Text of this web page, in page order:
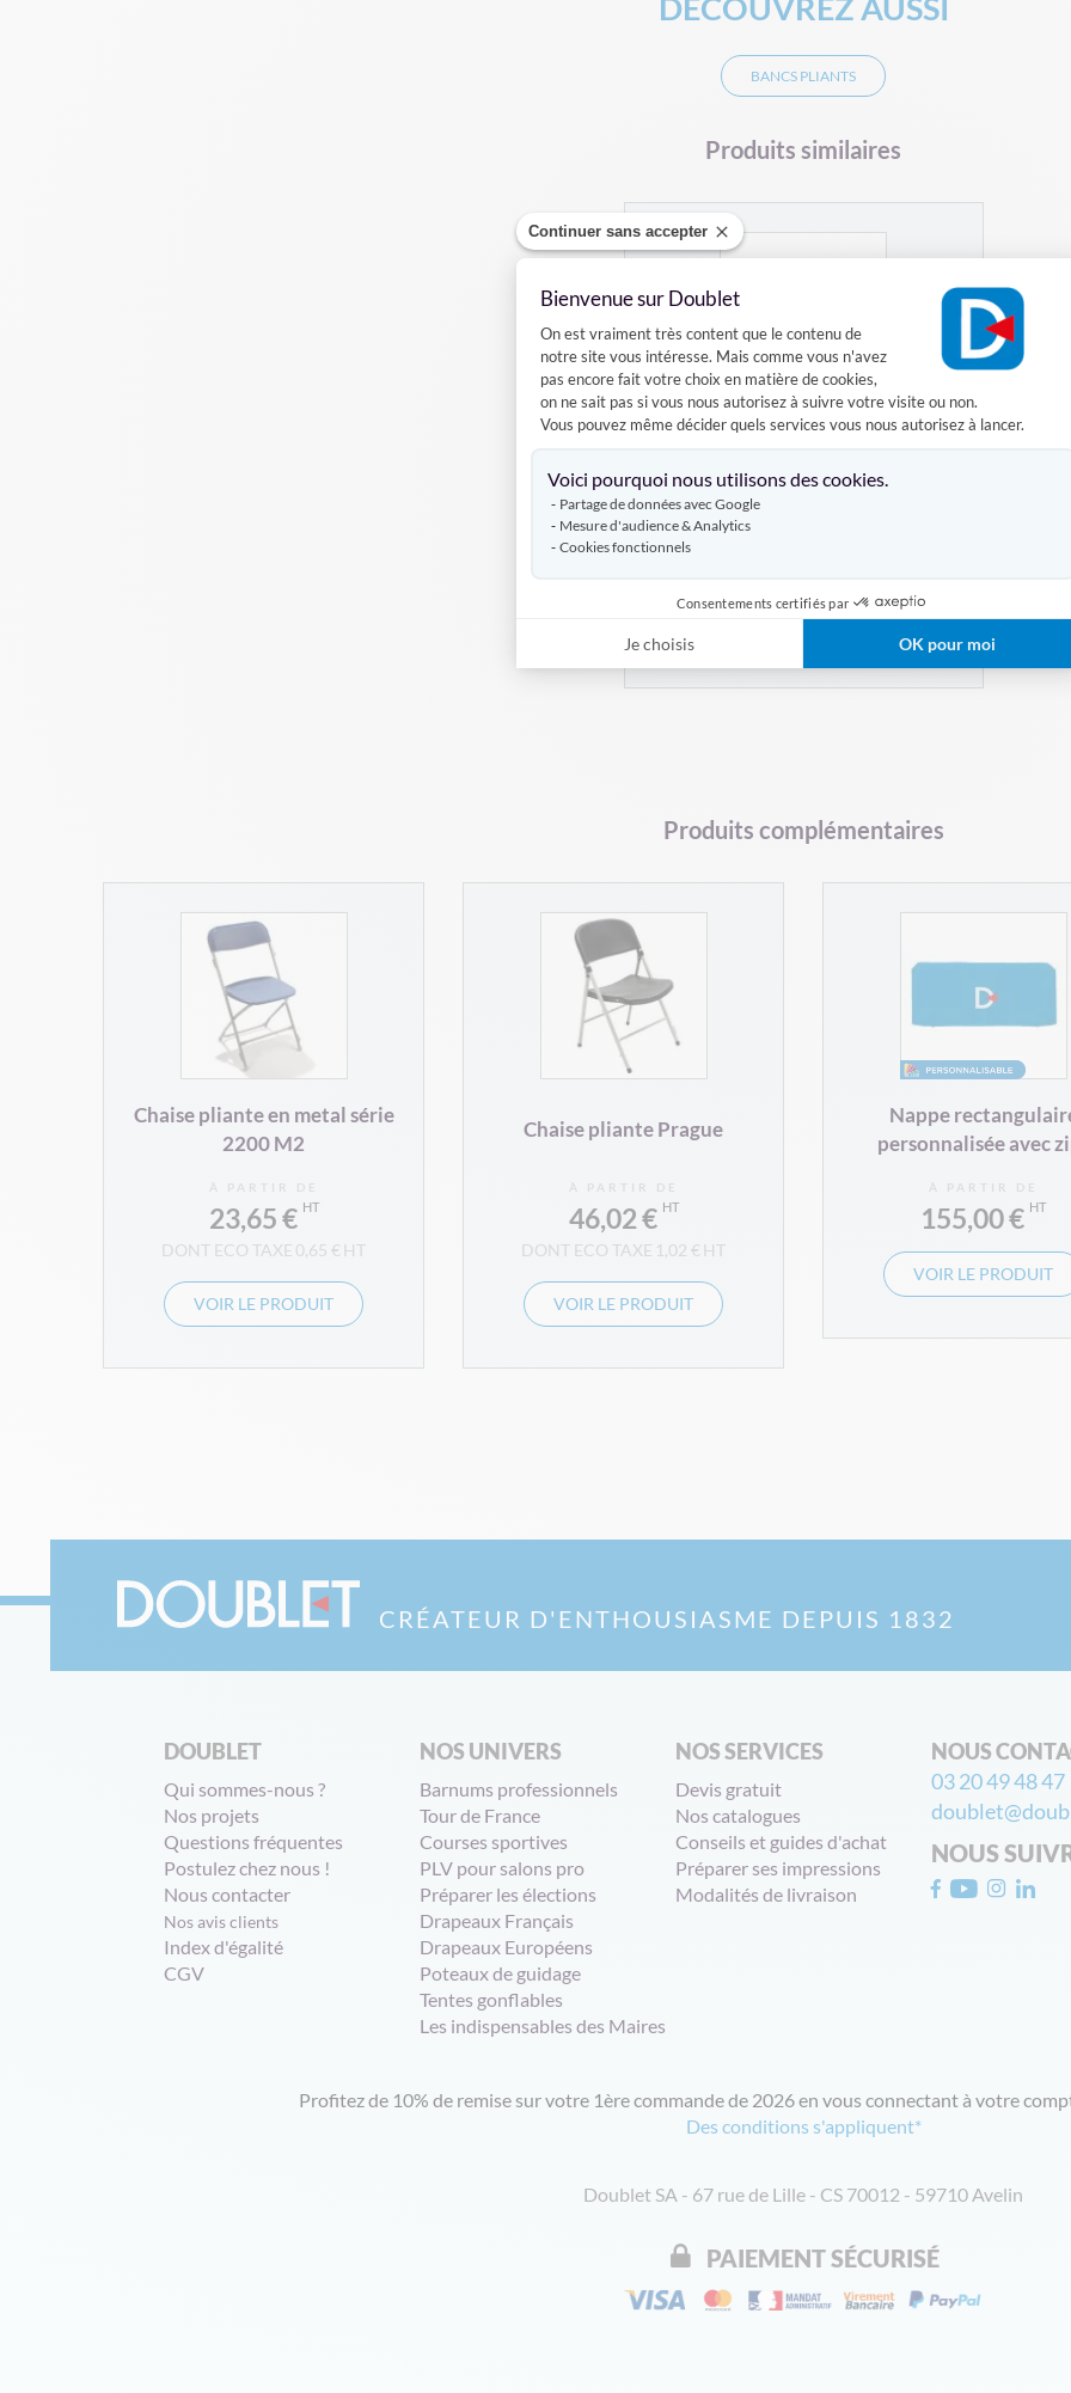
Continuer sans accepter
Bienvenue sur Doublet
Plateforme de Gestion du Consentement
On est vraiment très content que le contenu de
notre site vous intéresse. Mais comme vous n'avez
pas encore fait votre choix en matière de cookies,
on ne sait pas si vous nous autorisez à suivre votre visite ou non.
Vous pouvez même décider quels services vous nous autorisez à lancer.
Voici pourquoi nous utilisons des cookies.
Partage de données avec Google
Mesure d'audience & Analytics
Cookies fonctionnels
Consentements certifiés par
Je choisis OK pour moi
BANCS PLIANTS
Produits similaires
À PARTIR DE
153,47 €
VOIR LE PRODUIT
Produits complémentaires
Chaise pliante en metal série
2200 M2
À PARTIR DE
23,65 €
0,65 €
VOIR LE PRODUIT
Chaise pliante Prague
À PARTIR DE
46,02 €
1,02 €
VOIR LE PRODUIT
Nappe
personnalisée avec
À PARTIR DE
155,00 €
VOIR LE PRODUIT
CRÉATEUR D'ENTHOUSIASME DEPUIS 1832
DOUBLET
Qui sommes-nous ?
Nos projets
Questions fréquentes
Postulez chez nous !
Nous contacter
Nos avis clients
Index d'égalité
CGV
NOS UNIVERS
Barnums professionnels
Tour de France
Courses sportives
PLV pour salons pro
Préparer les élections
Drapeaux Français
Drapeaux Européens
Poteaux de guidage
Tentes gonflables
Les indispensables des Maires
NOS SERVICES
Devis gratuit
Nos catalogues
Conseils et guides d'achat
Préparer ses impressions
Modalités de livraison
NOUS
03 20 49 48 47
NOUS
Profitez de 10% de remise sur votre 1ère commande de 2026 en vous connectant à votre
Des conditions s'appliquent*
Doublet SA - 67 rue de Lille - CS 70012 - 59710 Avelin
PAIEMENT SÉCURISÉ